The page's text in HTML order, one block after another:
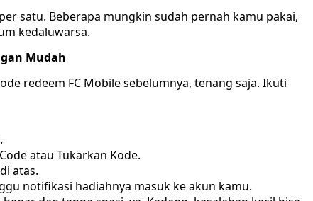
satu. Beberapa mungkin sudah pernah kamu pakai,
kedaluwarsa.
Mudah
redeem FC Mobile sebelumnya, tenang saja. Ikuti
atau Tukarkan Kode.
atas.
notifikasi hadiahnya masuk ke akun kamu.